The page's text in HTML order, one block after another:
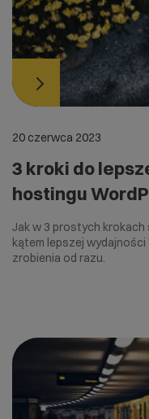
20 czerwca 2023
3 kroki do
hostingu
Jak w 3 prostych krokach
kątem lepszej
zrobienia od razu.